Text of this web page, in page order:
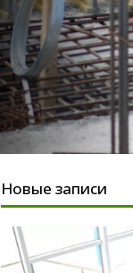
Новые записи